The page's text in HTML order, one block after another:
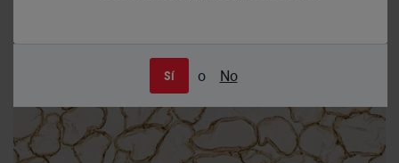
Sí o No